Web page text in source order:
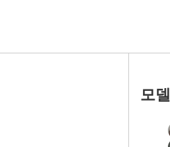
모델